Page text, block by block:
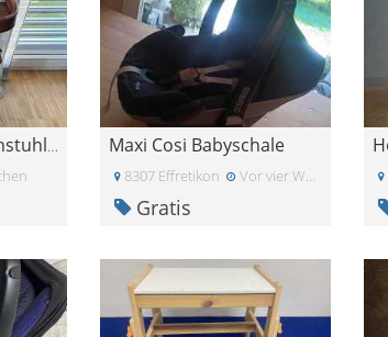
Antiker Kinderhochstuhl mit schönem Polster Maxi Cosi Babyschale
8307 Effretikon Vor vier Wochen
Gratis